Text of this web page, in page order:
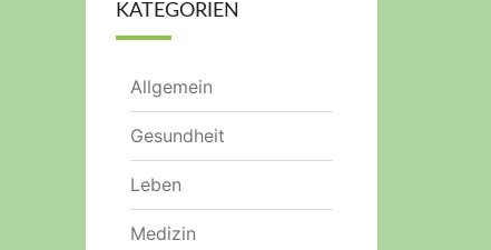
KATEGORIEN
Allgemein
Gesundheit
Leben
Medizin